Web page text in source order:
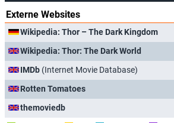
Externe Websites
Wikipedia: Thor – The Dark Kingdom
Wikipedia: Thor: The Dark World
IMDb (Internet Movie Database)
Rotten Tomatoes
themoviedb